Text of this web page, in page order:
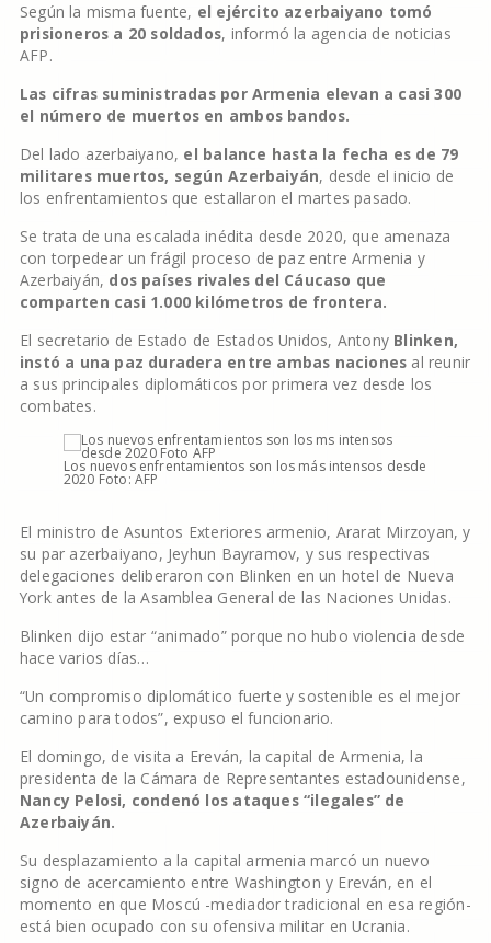
Según la misma fuente, el ejército azerbaiyano tomó
prisioneros a 20 soldados, informó la agencia de noticias
AFP.
Las cifras suministradas por Armenia elevan a casi 300
el número de muertos en ambos bandos.
Del lado azerbaiyano, el balance hasta la fecha es de 79
militares muertos, según Azerbaiyán, desde el inicio de
los enfrentamientos que estallaron el martes pasado.
Se trata de una escalada inédita desde 2020, que amenaza
con torpedear un frágil proceso de paz entre Armenia y
Azerbaiyán, dos países rivales del Cáucaso que
comparten casi 1.000 kilómetros de frontera.
El secretario de Estado de Estados Unidos, Antony Blinken,
instó a una paz duradera entre ambas naciones al reunir
a sus principales diplomáticos por primera vez desde los
combates.
Los nuevos enfrentamientos son los más intensos desde
2020 Foto: AFP
El ministro de Asuntos Exteriores armenio, Ararat Mirzoyan, y
su par azerbaiyano, Jeyhun Bayramov, y sus respectivas
delegaciones deliberaron con Blinken en un hotel de Nueva
York antes de la Asamblea General de las Naciones Unidas.
Blinken dijo estar “animado” porque no hubo violencia desde
hace varios días…
“Un compromiso diplomático fuerte y sostenible es el mejor
camino para todos”, expuso el funcionario.
El domingo, de visita a Ereván, la capital de Armenia, la
presidenta de la Cámara de Representantes estadounidense,
Nancy Pelosi, condenó los ataques “ilegales” de
Azerbaiyán.
Su desplazamiento a la capital armenia marcó un nuevo
signo de acercamiento entre Washington y Ereván, en el
momento en que Moscú -mediador tradicional en esa región-
está bien ocupado con su ofensiva militar en Ucrania.